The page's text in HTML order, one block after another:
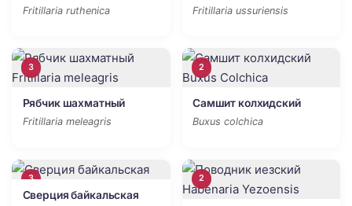
Fritillaria ruthenica Fritillaria ussuriensis
3
Рябчик шахматный
Fritillaria meleagris
2
Самшит колхидский
Buxus colchica
3
Сверция байкальская
2